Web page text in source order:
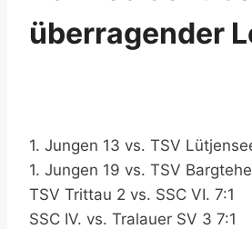
überragender
1. Jungen 13 vs. TSV
1. Jungen 19 vs. TSV
TSV Trittau 2 vs. SSC VI. 7:1
SSC IV. vs. Tralauer SV 3 7:1